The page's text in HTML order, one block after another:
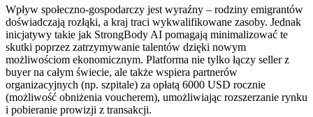
Wpływ społeczno-gospodarczy jest wyraźny – rodziny emigrantów
doświadczają rozłąki, a kraj traci wykwalifikowane zasoby. Jednak
inicjatywy takie jak StrongBody AI pomagają minimalizować te
skutki poprzez zatrzymywanie talentów dzięki nowym
możliwościom ekonomicznym. Platforma nie tylko łączy seller z
buyer na całym świecie, ale także wspiera partnerów
organizacyjnych (np. szpitale) za opłatą 6000 USD rocznie
(możliwość obniżenia voucherem), umożliwiając rozszerzanie rynku
i pobieranie prowizji z transakcji.